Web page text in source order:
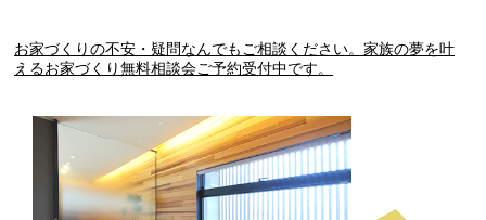
お家づくりの不安・疑問なんでもご相談ください。家族の夢を叶
えるお家づくり無料相談会ご予約受付中です。